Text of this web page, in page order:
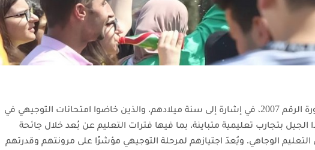
يحمل طلبة هذه الدورة الرقم 2007، في إشارة إلى سنة ميلادهم، والذين خاضوا امتحانات التوجيهي في
مرّ هذا الجيل بتجارب تعليمية متباينة، بما فيها فترات التعليم عن بُعد خلال جائحة
التعليم الوجاهي. ويُعدّ اجتيازهم لمرحلة التوجيهي مؤشرًا على مرونتهم وقدرتهم